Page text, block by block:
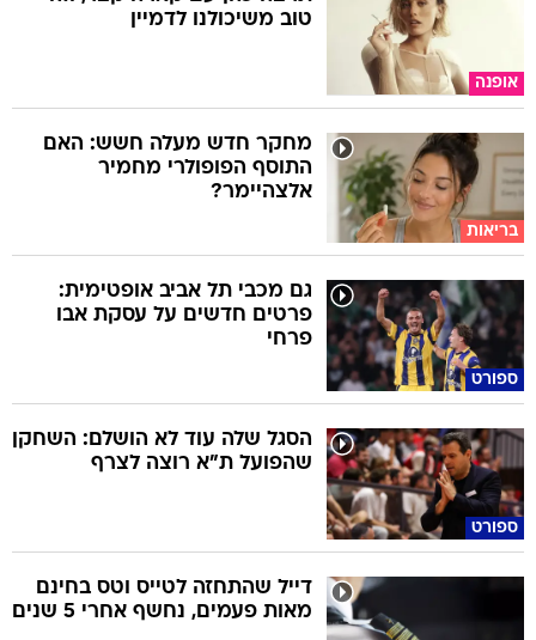
אופנה
טוב משיכולנו לדמיין
בריאות
מחקר חדש מעלה חשש: האם
התוסף הפופולרי מחמיר
אלצהיימר?
ספורט
גם מכבי תל אביב אופטימית:
פרטים חדשים על עסקת אבו
פרחי
ספורט
הסגל שלה עוד לא הושלם: השחקן
שהפועל ת"א רוצה לצרף
דייל שהתחזה לטייס וטס בחינם
מאות פעמים, נחשף אחרי 5 שנים